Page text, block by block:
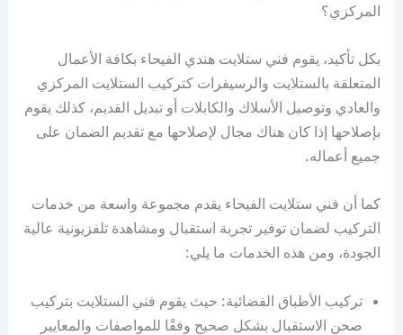
المركزي؟
بكل تأكيد، يقوم فني ستلايت هندي الفيحاء بكافة الأعمال
المتعلقة بالستلايت والرسيفرات كتركيب الستلايت المركزي
والعادي وتوصيل الأسلاك والكابلات أو تبديل القديم، كذلك يقوم
بإصلاحها إذا كان هناك مجال لإصلاحها مع تقديم الضمان على
جميع أعماله.
كما أن فني ستلايت الفيحاء يقدم مجموعة واسعة من خدمات
التركيب لضمان توفير تجربة استقبال ومشاهدة تلفزيونية عالية
الجودة، ومن هذه الخدمات ما يلي:
تركيب الأطباق الفضائية: حيث يقوم فني الستلايت بتركيب
صحن الاستقبال بشكل صحيح وفقًا للمواصفات والمعايير